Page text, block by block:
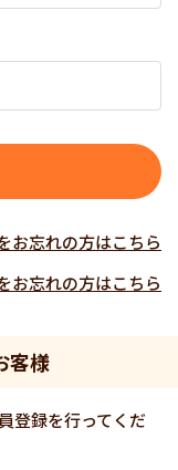
お忘れの方はこちら
お忘れの方はこちら
客様
登録を行ってくだ